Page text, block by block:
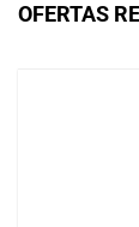
OFERTAS